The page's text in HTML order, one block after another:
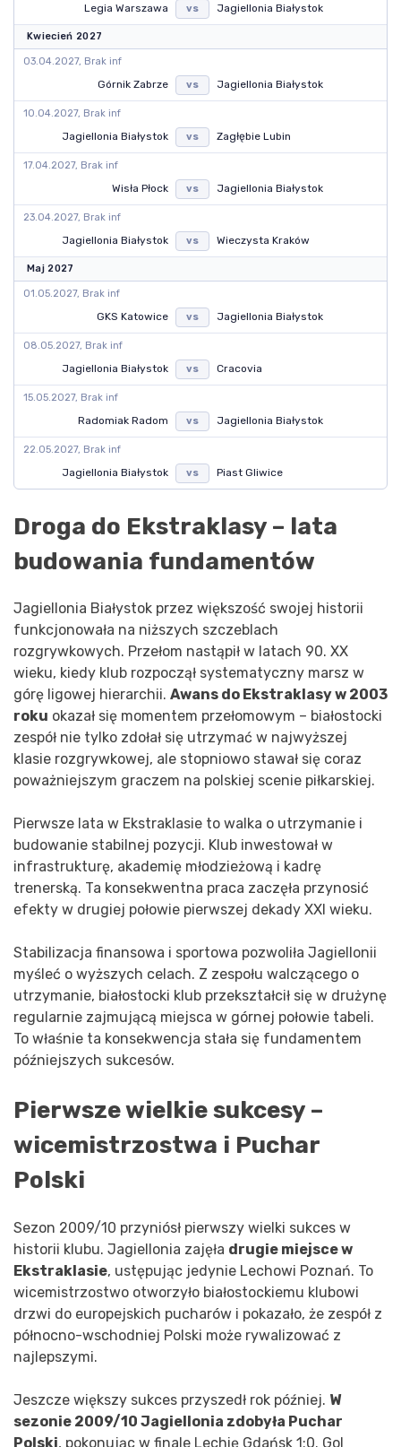
Legia Warszawa vs Jagiellonia Białystok
Kwiecień 2027
03.04.2027, Brak inf
Górnik Zabrze vs Jagiellonia Białystok
10.04.2027, Brak inf
Jagiellonia Białystok vs Zagłębie Lubin
17.04.2027, Brak inf
Wisła Płock vs Jagiellonia Białystok
23.04.2027, Brak inf
Jagiellonia Białystok vs Wieczysta Kraków
Maj 2027
01.05.2027, Brak inf
GKS Katowice vs Jagiellonia Białystok
08.05.2027, Brak inf
Jagiellonia Białystok vs Cracovia
15.05.2027, Brak inf
Radomiak Radom vs Jagiellonia Białystok
22.05.2027, Brak inf
Jagiellonia Białystok vs Piast Gliwice
Droga do Ekstraklasy – lata
budowania fundamentów
Jagiellonia Białystok przez większość swojej historii
funkcjonowała na niższych szczeblach
rozgrywkowych. Przełom nastąpił w latach 90. XX
wieku, kiedy klub rozpoczął systematyczny marsz w
górę ligowej hierarchii. Awans do Ekstraklasy w 2003
roku okazał się momentem przełomowym – białostocki
zespół nie tylko zdołał się utrzymać w najwyższej
klasie rozgrywkowej, ale stopniowo stawał się coraz
poważniejszym graczem na polskiej scenie piłkarskiej.
Pierwsze lata w Ekstraklasie to walka o utrzymanie i
budowanie stabilnej pozycji. Klub inwestował w
infrastrukturę, akademię młodzieżową i kadrę
trenerską. Ta konsekwentna praca zaczęła przynosić
efekty w drugiej połowie pierwszej dekady XXI wieku.
Stabilizacja finansowa i sportowa pozwoliła Jagiellonii
myśleć o wyższych celach. Z zespołu walczącego o
utrzymanie, białostocki klub przekształcił się w drużynę
regularnie zajmującą miejsca w górnej połowie tabeli.
To właśnie ta konsekwencja stała się fundamentem
późniejszych sukcesów.
Pierwsze wielkie sukcesy –
wicemistrzostwa i Puchar
Polski
Sezon 2009/10 przyniósł pierwszy wielki sukces w
historii klubu. Jagiellonia zajęła drugie miejsce w
Ekstraklasie, ustępując jedynie Lechowi Poznań. To
wicemistrzostwo otworzyło białostockiemu klubowi
drzwi do europejskich pucharów i pokazało, że zespół z
północno-wschodniej Polski może rywalizować z
najlepszymi.
Jeszcze większy sukces przyszedł rok później. W
sezonie 2009/10 Jagiellonia zdobyła Puchar
Polski, pokonując w finale Lechię Gdańsk 1:0. Gol